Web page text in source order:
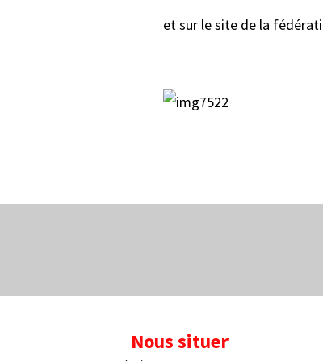
et sur le site de la
Nous situer